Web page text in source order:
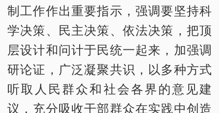
制工作作出重要指示，强调要坚持科
学决策、民主决策、依法决策，把顶
层设计和问计于民统一起来，加强调
研论证，广泛凝聚共识，以多种方式
听取人民群众和社会各界的意见建
议，充分吸收干部群众在实践中创造